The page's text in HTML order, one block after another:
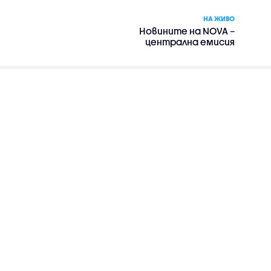
НА ЖИВО
Новините на NOVA –
централна емисия